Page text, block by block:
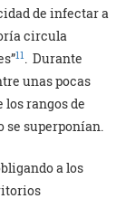
de infectar a
circula
11 . Durante
unas pocas
rangos de
se superponían.
a los